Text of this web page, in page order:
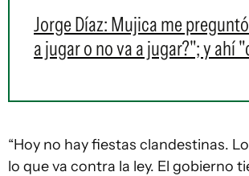
Jorge Díaz: Mujica me
a jugar o no va a jugar?"; y ahí
“Hoy no hay fiestas clandestinas.
lo que va contra la ley. El gobierno